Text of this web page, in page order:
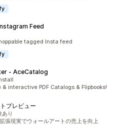
Feed
tagged Insta feed
‑ AceCatalog
interactive PDF Catalogs & Flipbooks!
プレビュー
件
あり
張現実でウォールアートの売上を向上